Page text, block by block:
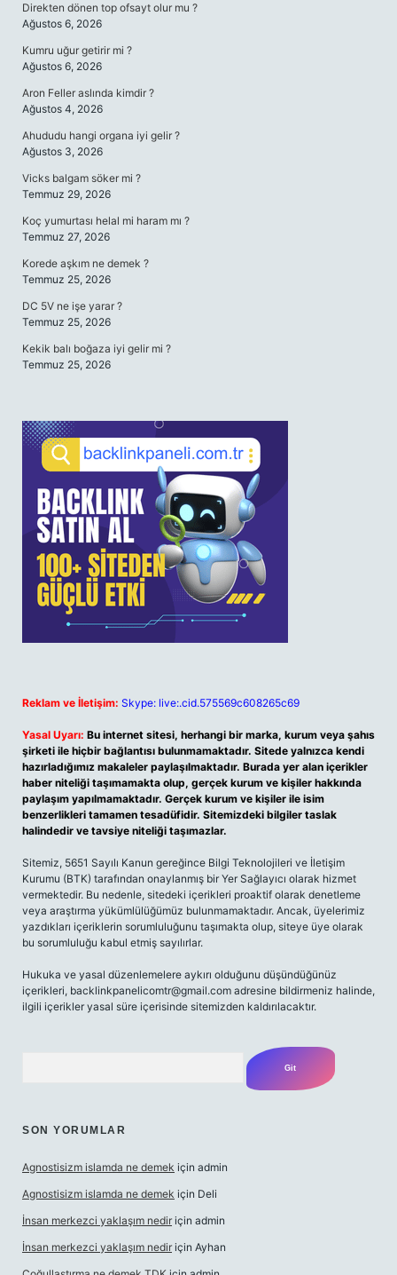
Direkten dönen top ofsayt olur mu ?
Ağustos 6, 2026
Kumru uğur getirir mi ?
Ağustos 6, 2026
Aron Feller aslında kimdir ?
Ağustos 4, 2026
Ahududu hangi organa iyi gelir ?
Ağustos 3, 2026
Vicks balgam söker mi ?
Temmuz 29, 2026
Koç yumurtası helal mi haram mı ?
Temmuz 27, 2026
Korede aşkım ne demek ?
Temmuz 25, 2026
DC 5V ne işe yarar ?
Temmuz 25, 2026
Kekik balı boğaza iyi gelir mi ?
Temmuz 25, 2026
Reklam ve İletişim: Skype: live:.cid.575569c608265c69
Yasal Uyarı: Bu internet sitesi, herhangi bir marka, kurum veya şahıs
şirketi ile hiçbir bağlantısı bulunmamaktadır. Sitede yalnızca kendi
hazırladığımız makaleler paylaşılmaktadır. Burada yer alan içerikler
haber niteliği taşımamakta olup, gerçek kurum ve kişiler hakkında
paylaşım yapılmamaktadır. Gerçek kurum ve kişiler ile isim
benzerlikleri tamamen tesadüfidir. Sitemizdeki bilgiler taslak
halindedir ve tavsiye niteliği taşımazlar.
Sitemiz, 5651 Sayılı Kanun gereğince Bilgi Teknolojileri ve İletişim
Kurumu (BTK) tarafından onaylanmış bir Yer Sağlayıcı olarak hizmet
vermektedir. Bu nedenle, sitedeki içerikleri proaktif olarak denetleme
veya araştırma yükümlülüğümüz bulunmamaktadır. Ancak, üyelerimiz
yazdıkları içeriklerin sorumluluğunu taşımakta olup, siteye üye olarak
bu sorumluluğu kabul etmiş sayılırlar.
Hukuka ve yasal düzenlemelere aykırı olduğunu düşündüğünüz
içerikleri, backlinkpanelicomtr@gmail.com adresine bildirmeniz halinde,
ilgili içerikler yasal süre içerisinde sitemizden kaldırılacaktır.
SON YORUMLAR
Agnostisizm islamda ne demek için admin
Agnostisizm islamda ne demek için Deli
İnsan merkezci yaklaşım nedir için admin
İnsan merkezci yaklaşım nedir için Ayhan